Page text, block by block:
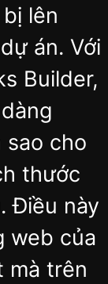
lên
án. Với
Builder,
sao cho
thước
Điều này
web của
mà trên